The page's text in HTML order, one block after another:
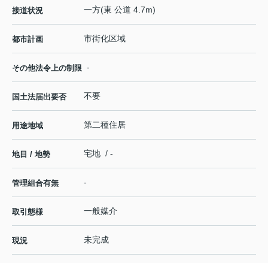
接道状況 一方(東 公道 4.7m)
都市計画 市街化区域
その他法令上の制限 -
国土法届出要否 不要
用途地域 第二種住居
地目 / 地勢 宅地 / -
管理組合有無 -
取引態様 一般媒介
現況 未完成